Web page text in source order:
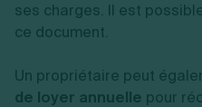
ses charges. Il est
ce document.
Un propriétaire peut
de loyer annuelle pour